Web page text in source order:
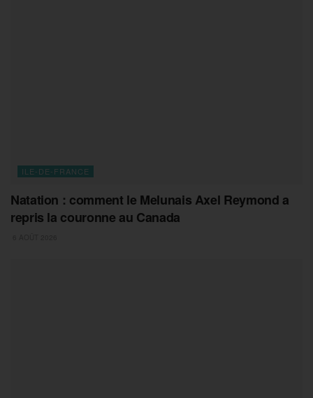
ILE-DE-FRANCE
Natation : comment le Melunais Axel Reymond a
repris la couronne au Canada